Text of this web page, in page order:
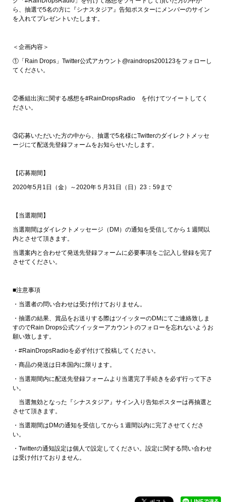
ら、抽選で5名の方に『シナスタジア』告知ポスターにメンバーのサイン
を入れてプレゼントいたします。
＜企画内容＞
①「Rain Drops」Twitter公式アカウント@raindrops200123をフォローし
てください。
②番組出演に関する感想を#RainDropsRadio を付けてツイートしてく
ださい。
③応募いただいた方の中から、抽選で5名様にTwitterのダイレクトメッセ
ージにて配送先登録フォームをお知らせいたします。
【応募期間】
2020年5月1日（金）～2020年５月31日（日）23：59まで
【当選期間】
当選期間はダイレクトメッセージ（DM）の通知を受信してから１週間以
内とさせて頂きます。
当選案内と合わせて発送先登録フォームに必要事項をご記入し登録を完了
させてください。
■注意事項
・当選者の問い合わせは受け付けておりません。
・抽選の結果、賞品をお送りする際はツイッターのDMにてご連絡致しま
すのでRain Drops公式ツイッターアカウントのフォローを忘れないようお
願い致します。
・#RainDropsRadioを必ず付けて投稿してください。
・商品の発送は日本国内に限ります。
・当選期間内に配送先登録フォームより当選完了手続きを必ず行って下さ
い。
当選無効となった『シナスタジア』サイン入り告知ポスターは再抽選と
させて頂きます。
・当選期間はDMの通知を受信してから１週間以内に完了させてくださ
い。
・Twitterの通知設定は個人で設定してください。設定に関する問い合わせ
は受け付けておりません。